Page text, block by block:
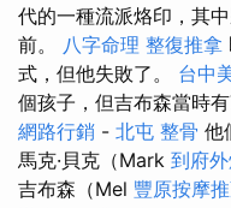
代的一種流派烙印，其
前。 八字命理 整復推拿
式，但他失敗了。 台中
個孩子，但吉布森當時
網路行銷 - 北屯 整骨 他
馬克·貝克（Mark 到府
吉布森（Mel 豐原按摩